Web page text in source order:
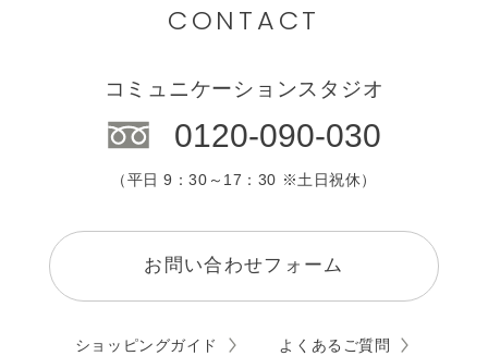
CONTACT
コミュニケーションスタジオ
0120-090-030
（平日 9：30～17：30 ※土日祝休）
お問い合わせフォーム
ショッピングガイド よくあるご質問